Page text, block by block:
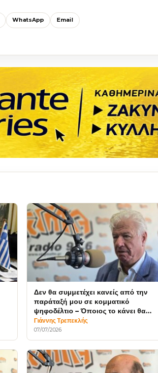
WhatsApp Email
Δεν θα συμμετέχει κανείς από την
παράταξή μου σε κομματικό
ψηφοδέλτιο – Όποιος το κάνει θα
τεθεί εκτός
Γιάννης Τρεπεκλής
07/07/2026